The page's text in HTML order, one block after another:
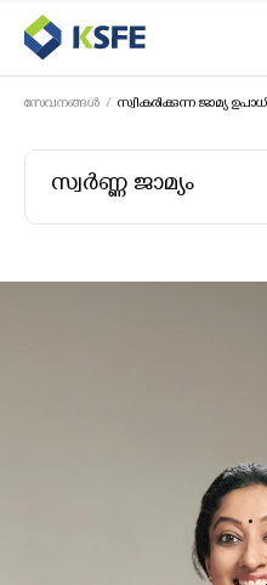
സേവനങ്ങൾ സ്വീകരിക്കുന്ന ജാമ്യ
സ്വര്‍ണ്ണ ജാമ്യം